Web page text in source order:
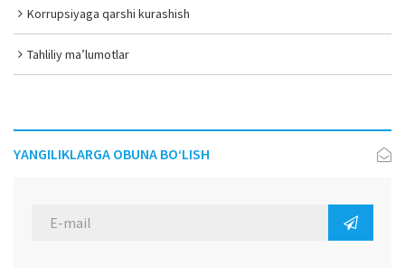
Korrupsiyaga qarshi kurashish
Tahliliy ma’lumotlar
YANGILIKLARGA OBUNA BO‘LISH